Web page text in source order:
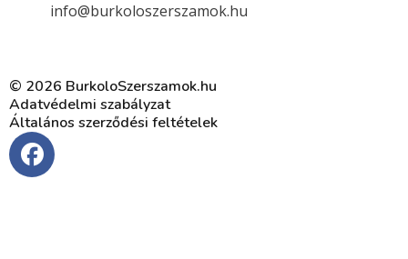
info@burkoloszerszamok.hu
© 2026 BurkoloSzerszamok.hu
Adatvédelmi szabályzat
Általános szerződési feltételek
F
a
c